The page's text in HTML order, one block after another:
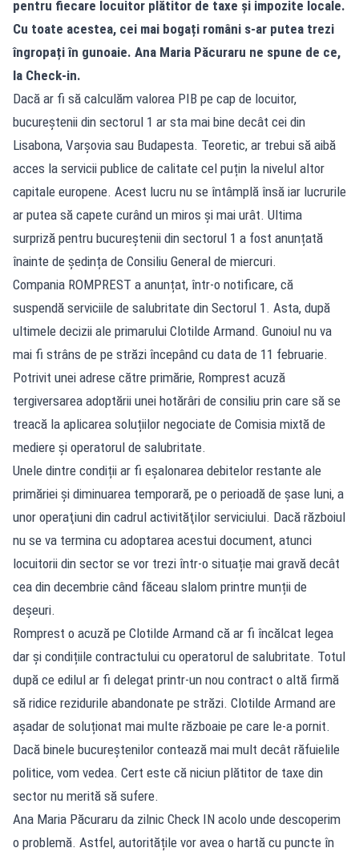
pentru fiecare locuitor plătitor de taxe și impozite locale.
Cu toate acestea, cei mai bogați români s-ar putea trezi
îngropați în gunoaie. Ana Maria Păcuraru ne spune de ce,
la Check-in.
Dacă ar fi să calculăm valorea PIB pe cap de locuitor,
bucureștenii din sectorul 1 ar sta mai bine decât cei din
Lisabona, Varșovia sau Budapesta. Teoretic, ar trebui să aibă
acces la servicii publice de calitate cel puțin la nivelul altor
capitale europene. Acest lucru nu se întâmplă însă iar lucrurile
ar putea să capete curând un miros și mai urât. Ultima
surpriză pentru bucureștenii din sectorul 1 a fost anunțată
înainte de ședința de Consiliu General de miercuri.
Compania ROMPREST a anunțat, într-o notificare, că
suspendă serviciile de salubritate din Sectorul 1. Asta, după
ultimele decizii ale primarului Clotilde Armand. Gunoiul nu va
mai fi strâns de pe străzi începând cu data de 11 februarie.
Potrivit unei adrese către primărie, Romprest acuză
tergiversarea adoptării unei hotărâri de consiliu prin care să se
treacă la aplicarea soluțiilor negociate de Comisia mixtă de
mediere și operatorul de salubritate.
Unele dintre condiții ar fi eșalonarea debitelor restante ale
primăriei și diminuarea temporară, pe o perioadă de şase luni, a
unor operaţiuni din cadrul activităţilor serviciului. Dacă războiul
nu se va termina cu adoptarea acestui document, atunci
locuitorii din sector se vor trezi într-o situație mai gravă decât
cea din decembrie când făceau slalom printre munții de
deșeuri.
Romprest o acuză pe Clotilde Armand că ar fi încălcat legea
dar și condițiile contractului cu operatorul de salubritate. Totul
după ce edilul ar fi delegat printr-un nou contract o altă firmă
să ridice rezidurile abandonate pe străzi. Clotilde Armand are
așadar de soluționat mai multe războaie pe care le-a pornit.
Dacă binele bucureștenilor contează mai mult decât răfuielile
politice, vom vedea. Cert este că niciun plătitor de taxe din
sector nu merită să sufere.
Ana Maria Păcuraru da zilnic Check IN acolo unde descoperim
o problemă. Astfel, autoritățile vor avea o hartă cu puncte în